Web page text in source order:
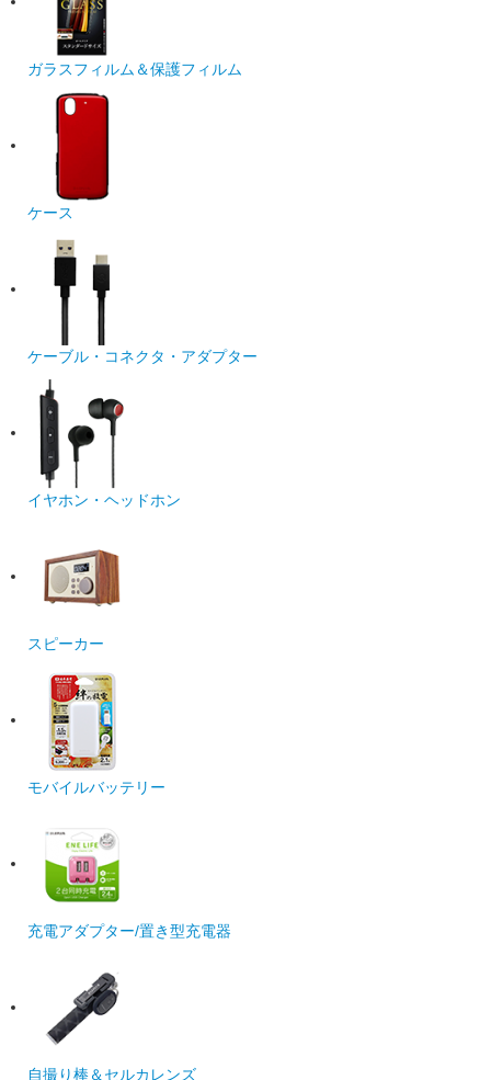
ガラスフィルム＆保護フィルム
ケース
ケーブル・コネクタ・アダプター
イヤホン・ヘッドホン
スピーカー
モバイルバッテリー
充電アダプター/置き型充電器
自撮り棒＆セルカレンズ